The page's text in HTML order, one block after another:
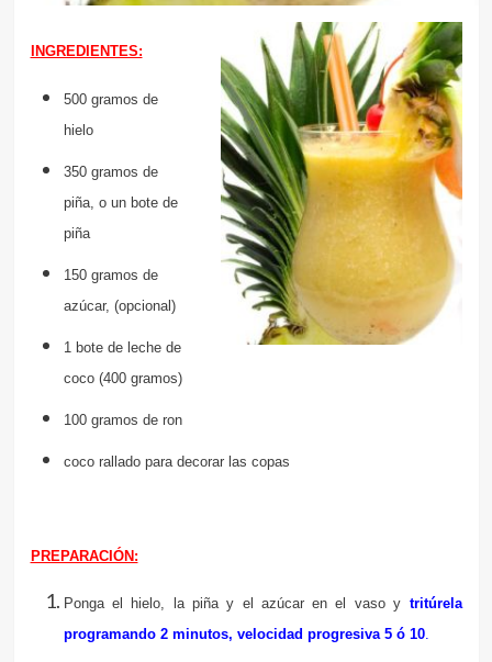
INGREDIENTES:
500 gramos de
hielo
350 gramos de
piña, o un bote de
piña
150 gramos de
azúcar, (opcional)
1 bote de leche de
coco (400 gramos)
100 gramos de ron
coco rallado para decorar las copas
PREPARACIÓN:
Ponga el hielo, la piña y el azúcar en el vaso y tritúrela
programando 2 minutos, velocidad progresiva 5 ó 10.